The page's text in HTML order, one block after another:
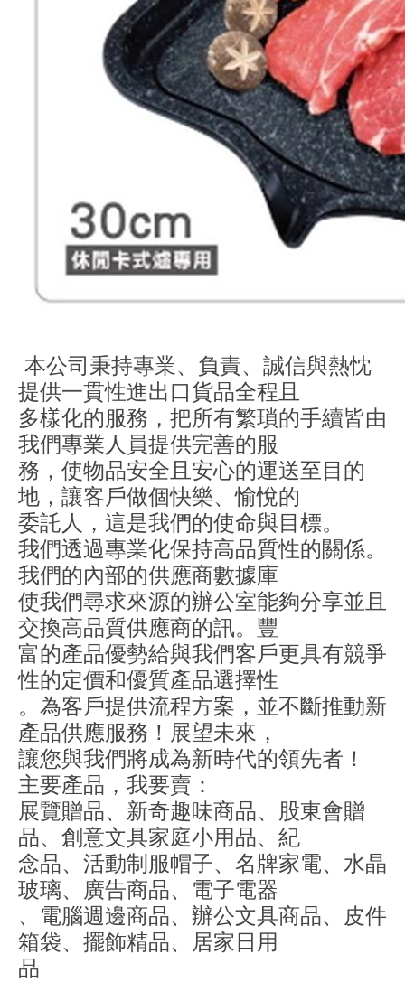
本公司秉持專業、負責、誠信與熱忱
提供一貫性進出口貨品全程且
多樣化的服務，把所有繁瑣的手續皆由
我們專業人員提供完善的服
務，使物品安全且安心的運送至目的
地，讓客戶做個快樂、愉悅的
委託人，這是我們的使命與目標。
我們透過專業化保持高品質性的關係。
我們的內部的供應商數據庫
使我們尋求來源的辦公室能夠分享並且
交換高品質供應商的訊。豐
富的產品優勢給與我們客戶更具有競爭
性的定價和優質產品選擇性
。為客戶提供流程方案，並不斷推動新
產品供應服務！展望未來，
讓您與我們將成為新時代的領先者！
主要產品，我要賣：
展覽贈品、新奇趣味商品、股東會贈
品、創意文具家庭小用品、紀
念品、活動制服帽子、名牌家電、水晶
玻璃、廣告商品、電子電器
、電腦週邊商品、辦公文具商品、皮件
箱袋、擺飾精品、居家日用
品